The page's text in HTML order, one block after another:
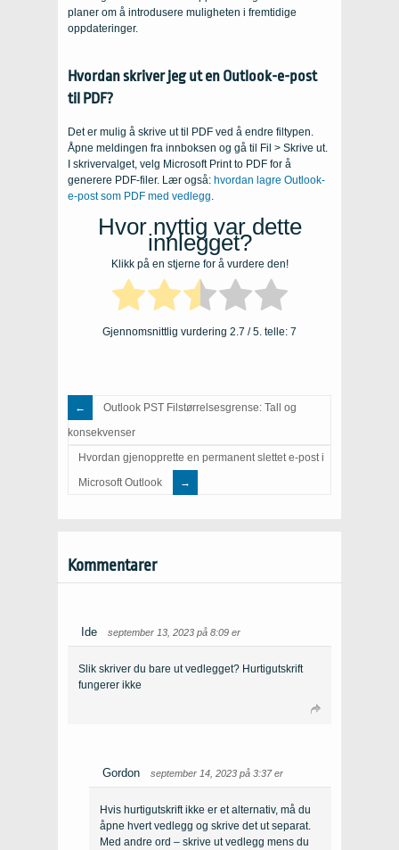
planer om å introdusere muligheten i fremtidige
oppdateringer.
Hvordan skriver jeg ut en Outlook-e-post
til PDF?
Det er mulig å skrive ut til PDF ved å endre filtypen.
Åpne meldingen fra innboksen og gå til Fil > Skrive ut.
I skrivervalget, velg Microsoft Print to PDF for å
generere PDF-filer. Lær også: hvordan lagre Outlook-
e-post som PDF med vedlegg.
Hvor nyttig var dette
innlegget?
Klikk på en stjerne for å vurdere den!
Gjennomsnittlig vurdering 2.7 / 5. telle: 7
Outlook PST Filstørrelsesgrense: Tall og
konsekvenser
Hvordan gjenopprette en permanent slettet e-post i
Microsoft Outlook
Kommentarer
Ide september 13, 2023 på 8:09 er
Slik skriver du bare ut vedlegget? Hurtigutskrift
fungerer ikke
Gordon september 14, 2023 på 3:37 er
Hvis hurtigutskrift ikke er et alternativ, må du
åpne hvert vedlegg og skrive det ut separat.
Med andre ord – skrive ut vedlegg mens du